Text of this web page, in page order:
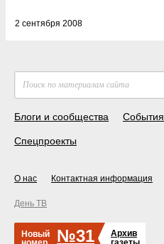
2 сентября 2008
Блоги и сообщества События
Спецпроекты
О нас Контактная информация
День ТВ
Новый
№31
Архив